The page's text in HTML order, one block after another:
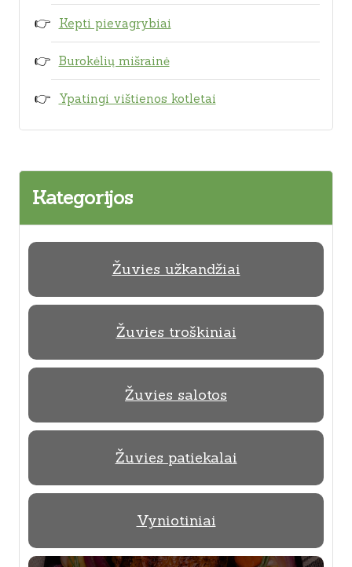
Kepti pievagrybiai
Burokėlių mišrainė
Ypatingi vištienos kotletai
Kategorijos
Žuvies užkandžiai
Žuvies troškiniai
Žuvies salotos
Žuvies patiekalai
Vyniotiniai